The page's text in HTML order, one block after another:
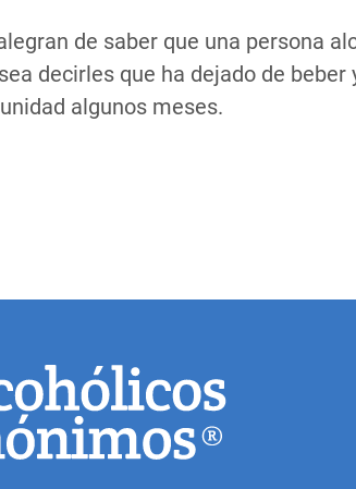
de saber que una persona
decirles que ha dejado de
algunos meses.